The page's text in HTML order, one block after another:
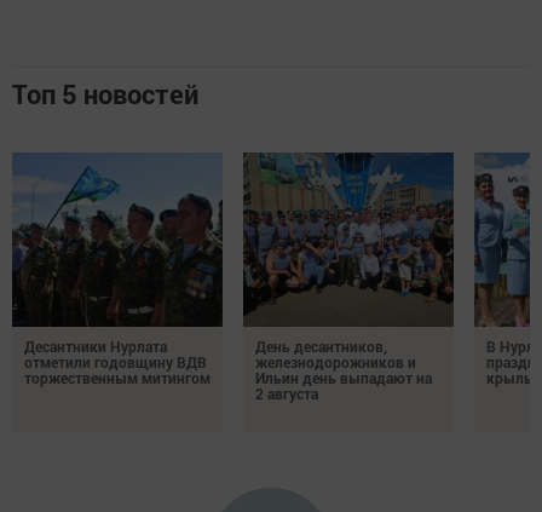
Топ 5 новостей
Десантники Нурлата
отметили годовщину ВДВ
торжественным митингом
День десантников,
железнодорожников и
Ильин день выпадают на
2 августа
В